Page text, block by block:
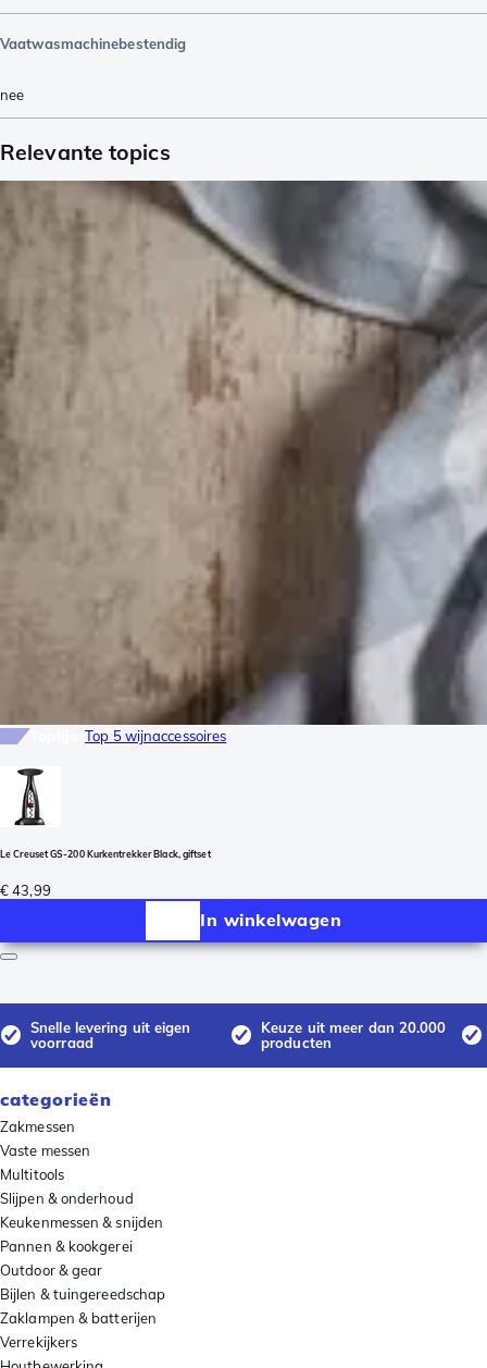
Vaatwasmachinebestendig
nee
Relevante topics
ToplijstTop 5 wijnaccessoires
Le Creuset GS-200 Kurkentrekker Black, giftset
€ 43,99
In winkelwagen
Snelle levering uit eigen
voorraad
Keuze uit meer dan 20.000
producten
categorieën
Zakmessen
Vaste messen
Multitools
Slijpen & onderhoud
Keukenmessen & snijden
Pannen & kookgerei
Outdoor & gear
Bijlen & tuingereedschap
Zaklampen & batterijen
Verrekijkers